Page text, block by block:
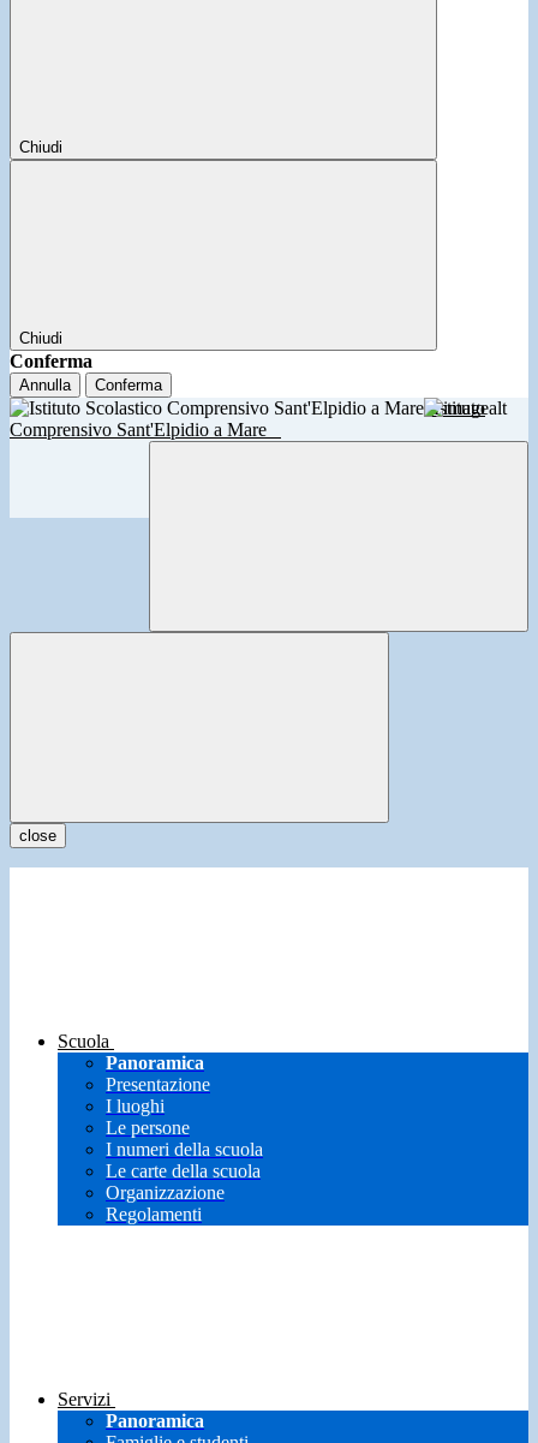
Chiudi
Chiudi
Conferma
Annulla Conferma
Istituto
Comprensivo Sant'Elpidio a Mare
close
Scuola
Panoramica
Presentazione
I luoghi
Le persone
I numeri della scuola
Le carte della scuola
Organizzazione
Regolamenti
Servizi
Panoramica